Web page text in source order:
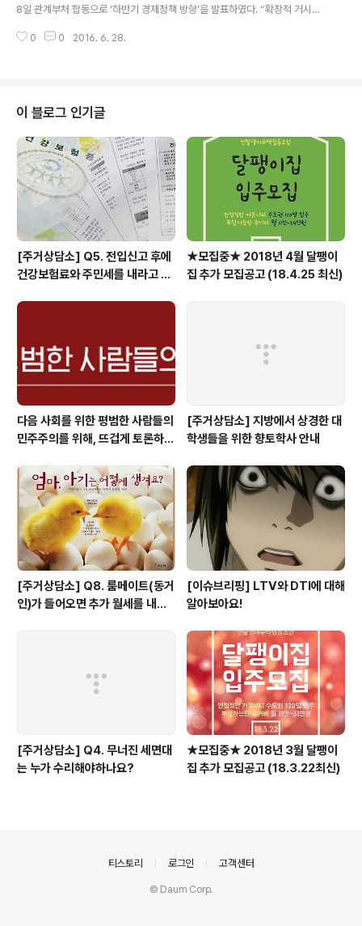
8일 관계부처 합동으로 ‘하반기 경제정책 방향’을 발표하였다. “확장적 거시정
정책방향의 내용은 오래된 축음기에서 나오는 음악과 같이 진부하기 짝이 없다.
다. 결국 주거문제를 ‘빚’으로 해결하라는 이야기의 반복이다. 급격한 월세전환
으로 인한 주거비 부담 문제에 대한 정부의 대안은 2015년 도입한 ‘월세대
출’이었다. 그리..
0 0 2016. 6. 28.
이 블로그 인기글
[주거상담소] Q5. 전입신고 후에
건강보험료와 주민세를 내라고 고
★모집중★ 2018년 4월 달팽이
집 추가 모집공고 (18.4.25 최신)
다음 사회를 위한 평범한 사람들의
민주주의를 위해, 뜨겁게 토론하고
[주거상담소] 지방에서 상경한 대
학생들을 위한 향토학사 안내
[주거상담소] Q8. 룸메이트(동거
인)가 들어오면 추가 월세를 내야
[이슈브리핑] LTV와 DTI에 대해
알아보아요!
[주거상담소] Q4. 무너진 세면대
는 누가 수리해야하나요?
★모집중★ 2018년 3월 달팽이
집 추가 모집공고 (18.3.22최신)
티스토리 로그인 고객센터
© Daum Corp.